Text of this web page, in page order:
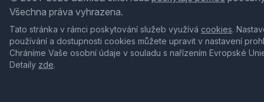
Všechna práva vyhrazena.
Tato stránka v rámci poskytování služeb využívá cookies.
používání a dostupnosti cookies můžete upravit v nastavení
Chráníme Vaše osobní údaje v souladu s nařízením Evropské
Detaily zde.